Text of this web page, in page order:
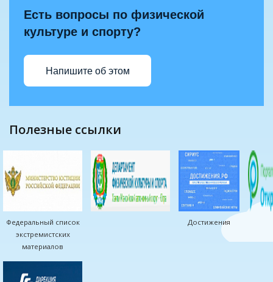
Есть вопросы по физической
культуре и спорту?
Напишите об этом
полезные ссылки
Федеральный список
экстремистских
материалов
Достижения